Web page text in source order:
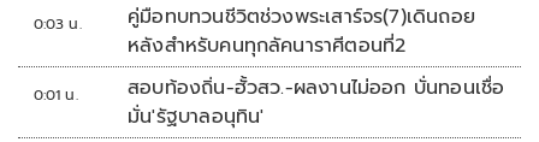
0:03 น.
คู่มือทบทวนชีวิตช่วงพระเสาร์จร(7)เดินถอย
หลังสำหรับคนทุกลัคนาราศีตอนที่2
0:01 น.
สอบท้องถิ่น-ฮั้วสว.-ผลงานไม่ออก บั่นทอนเชื่อ
มั่น'รัฐบาลอนุทิน'